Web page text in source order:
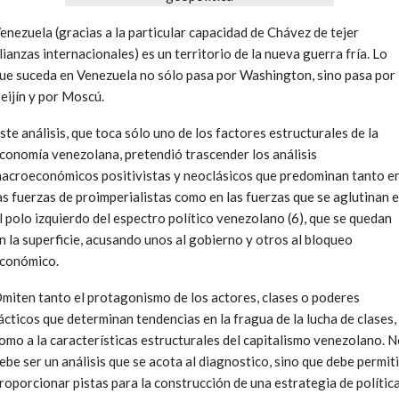
(gracias a la particular capacidad de Chávez de tejer
internacionales) es un territorio de la nueva guerra fría. Lo
suceda en Venezuela no sólo pasa por Washington, sino pasa por
y por Moscú.
análisis, que toca sólo uno de los factores estructurales de la
venezolana, pretendió trascender los análisis
positivistas y neoclásicos que predominan tanto
fuerzas de proimperialistas como en las fuerzas que se aglutinan
polo izquierdo del espectro político venezolano (6), que se quedan
la superficie, acusando unos al gobierno y otros al bloqueo
tanto el protagonismo de los actores, clases o poderes
que determinan tendencias en la fragua de la lucha de clases,
a la características estructurales del capitalismo venezolano.
ser un análisis que se acota al diagnostico, sino que debe
pistas para la construcción de una estrategia de